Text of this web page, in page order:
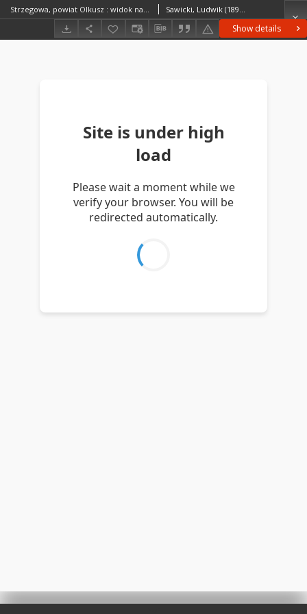
Show details
Strzegowa, powiat Olkusz : widok na Jaskinię Jasną Sawicki, Ludwik (1893–1972)